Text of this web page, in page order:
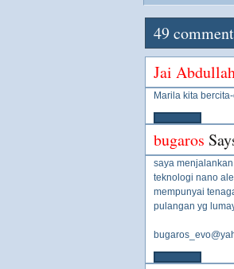
49
Jai
Marila kita
bugaros
saya
teknologi nano
mempunyai
pulangan yg